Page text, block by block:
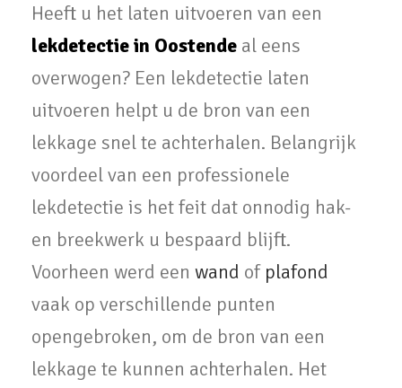
Heeft u het laten uitvoeren van een
lekdetectie in Oostende al eens
overwogen? Een lekdetectie laten
uitvoeren helpt u de bron van een
lekkage snel te achterhalen. Belangrijk
voordeel van een professionele
lekdetectie is het feit dat onnodig hak-
en breekwerk u bespaard blijft.
Voorheen werd een wand of plafond
vaak op verschillende punten
opengebroken, om de bron van een
lekkage te kunnen achterhalen. Het